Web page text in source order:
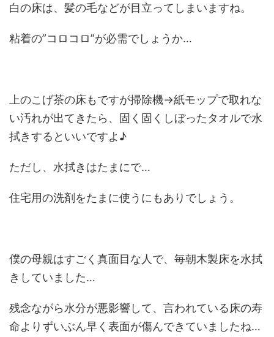
白の床は、髪の毛などが目立ってしまいますね。
粘着の”コロコロ”が必需でしょうか…
上のこげ茶の床もですが掃除機→紙モップで取れな
い汚れが出てきたら、固く固くしぼったタオルで水
拭きするといいですよ♪
ただし、水拭きはたまにで…
住宅用の洗剤をたまに使うにもありでしょう。
僕の母親はすごく真面目な人で、毎朝木製床を水拭
きしていました…
残念ながら水分が悪影響して、言われている床の寿
命よりずいぶん早く表面が傷んできていましたね…